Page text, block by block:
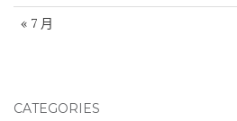
« 7 月
CATEGORIES